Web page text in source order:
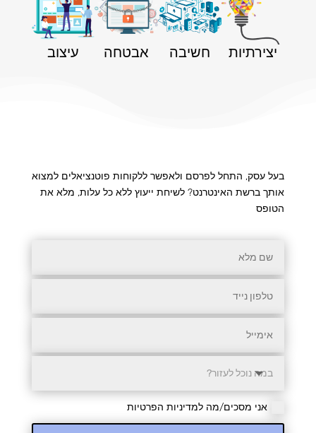
יצירתיות חשיבה אבטחה עיצוב
בעל עסק, התחל לפרסם ולאפשר ללקוחות פוטנציאלים למצוא
אותך ברשת האינטרנט? לשיחת ייעוץ ללא כל עלות, מלא את
הטופס
אני מסכים/מה למדיניות הפרטיות